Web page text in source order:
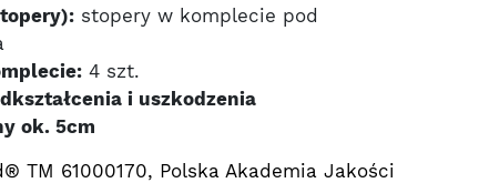
stopery w komplecie pod
4 szt.
i uszkodzenia
ok. 5cm
TM 61000170, Polska Akademia Jakości